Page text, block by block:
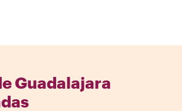
Guadalajara